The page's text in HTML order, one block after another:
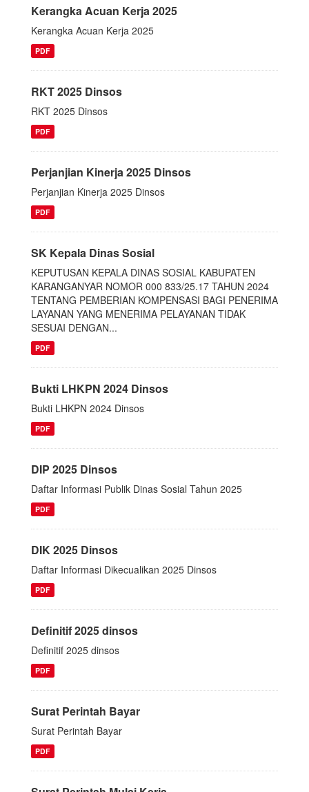
Kerangka Acuan Kerja 2025
Kerangka Acuan Kerja 2025
PDF
RKT 2025 Dinsos
RKT 2025 Dinsos
PDF
Perjanjian Kinerja 2025 Dinsos
Perjanjian Kinerja 2025 Dinsos
PDF
SK Kepala Dinas Sosial
KEPUTUSAN KEPALA DINAS SOSIAL KABUPATEN
KARANGANYAR NOMOR 000 833/25.17 TAHUN 2024
TENTANG PEMBERIAN KOMPENSASI BAGI PENERIMA
LAYANAN YANG MENERIMA PELAYANAN TIDAK
SESUAI DENGAN...
PDF
Bukti LHKPN 2024 Dinsos
Bukti LHKPN 2024 Dinsos
PDF
DIP 2025 Dinsos
Daftar Informasi Publik Dinas Sosial Tahun 2025
PDF
DIK 2025 Dinsos
Daftar Informasi Dikecualikan 2025 Dinsos
PDF
Definitif 2025 dinsos
Definitif 2025 dinsos
PDF
Surat Perintah Bayar
Surat Perintah Bayar
PDF